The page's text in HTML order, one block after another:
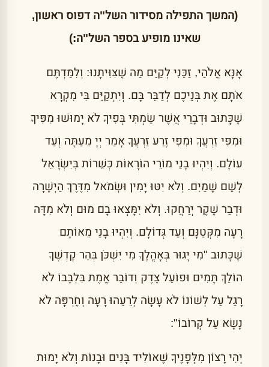
(המשך התפילה מסידור השל"ה דפוס ראשון,
שאינו מופיע בספר השל"ה:)
אָנָּא אֱלֹהַי, זַכֵּנִי לְקַיֵּם מַה שֶׁצִּוִּיתָנוּ: וְלִמַּדְתֶּם
אֹתָם אֶת בְּנֵיכֶם לְדַבֵּר בָּם. וְיִתְקַיֵּם בִּי מִקְרָא
שֶׁכָּתוּב וּדְבָרַי אֲשֶׁר שַׂמְתִּי בְּפִיךָ לֹא יָמוּשׁוּ מִפִּיךָ
וּמִפִּי זַרְעֲךָ וּמִפִּי זֶרַע זַרְעֲךָ אָמַר יְיָ מֵעַתָּה וְעַד
עוֹלָם. וְיִהְיוּ בָנַי מוֹרֵי הוֹרָאוֹת כְּשֵׁרוֹת בְּיִשְׂרָאֵל
לְשֵׁם שָׁמַיִם. וְלֹא יִטּוּ יָמִין וּשְׂמֹאל מִדֶּרֶךְ הַיְשָׁרָה
וּדְבַר שֶׁקֶר יְרַחֲקוּ. וְלֹא יִמָּצְאוּ בָם מוּם וְלֹא מִדָּה
רָעָה מִקְּטַנָּם וְעַד גְּדוֹלָם. וְיִהְיוּ בָנַי מֵאוֹתָם
שֶׁכָּתוּב "מִי יָגוּר בְּאָהֳלֶךָ מִי יִשְׁכֹּן בְּהַר קָדְשֶׁךָ
הוֹלֵךְ תָּמִים וּפוֹעֵל צֶדֶק וְדוֹבֵר אֱמֶת בִּלְבָבוֹ לֹא
רָגַל עַל לְשׁוֹנוֹ לֹא עָשָׂה לְרֵעֵהוּ רָעָה וְחֶרְפָּה לֹא
נָשָׂא עַל קְרוֹבוֹ":
יְהִי רָצוֹן מִלְּפָנֶיךָ שֶׁאוֹלִיד בָּנִים וּבָנוֹת וְלֹא יָמוּת